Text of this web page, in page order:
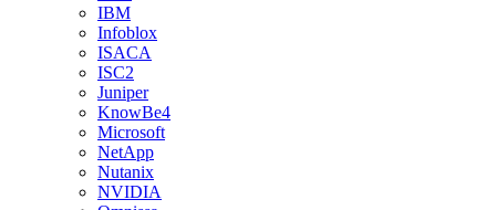
IBM
Infoblox
ISACA
ISC2
Juniper
KnowBe4
Microsoft
NetApp
Nutanix
NVIDIA